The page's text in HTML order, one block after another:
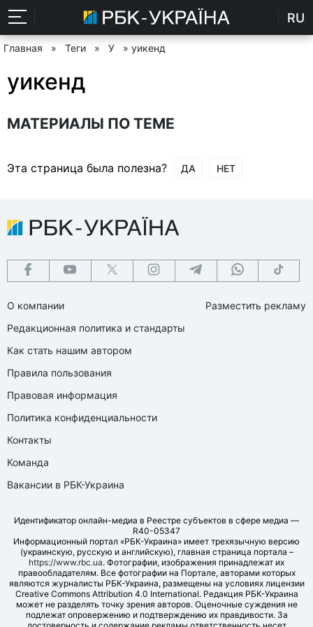
RU
Главная » Теги » У » уикенд
уикенд
МАТЕРИАЛЫ ПО ТЕМЕ
Эта страница была полезна? ДА НЕТ
О компании
Редакционная политика и стандарты
Как стать нашим автором
Правила пользования
Правовая информация
Политика конфиденциальности
Контакты
Команда
Вакансии в РБК-Украина
Разместить рекламу
Идентификатор онлайн-медиа в Реестре субъектов в сфере медиа —
R40-05347
Информационный портал «РБК-Украина» имеет трехязычную версию
(украинскую, русскую и английскую), главная страница портала –
https://www.rbc.ua. Фотографии, изображения принадлежат их
правообладателям. Все фотографии на Портале, авторами которых
являются журналисты РБК-Украина, размещены на условиях лицензии
Creative Commons Attribution 4.0 International. Редакция РБК-Украина
может не разделять точку зрения авторов. Оценочные суждения не
подлежат опровержению и подтверждению их правдивости. За